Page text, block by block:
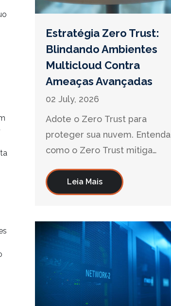
Estratégia Zero Trust:
Blindando Ambientes
Multicloud Contra
Ameaças Avançadas
02 July, 2026
Adote o Zero Trust para
proteger sua nuvem. Entenda
como o Zero Trust mitiga
segurança contra acessos não
autorizados.
Leia Mais